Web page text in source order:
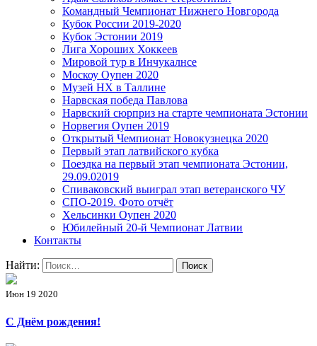
Командный Чемпионат Нижнего Новгорода
Кубок России 2019-2020
Кубок Эстонии 2019
Лига Хороших Хоккеев
Мировой тур в Инчукалнсе
Москоу Оупен 2020
Музей НХ в Таллине
Нарвская победа Павлова
Нарвский сюрприз на старте чемпионата Эстонии
Норвегия Оупен 2019
Открытый Чемпионат Новокузнецка 2020
Первый этап латвийского кубка
Поездка на первый этап чемпионата Эстонии,
29.09.02019
Спиваковский выиграл этап ветеранского ЧУ
СПО-2019. Фото отчёт
Хельсинки Оупен 2020
Юбилейный 20-й Чемпионат Латвии
Контакты
Найти:
Июн 19 2020
С Днём рождения!